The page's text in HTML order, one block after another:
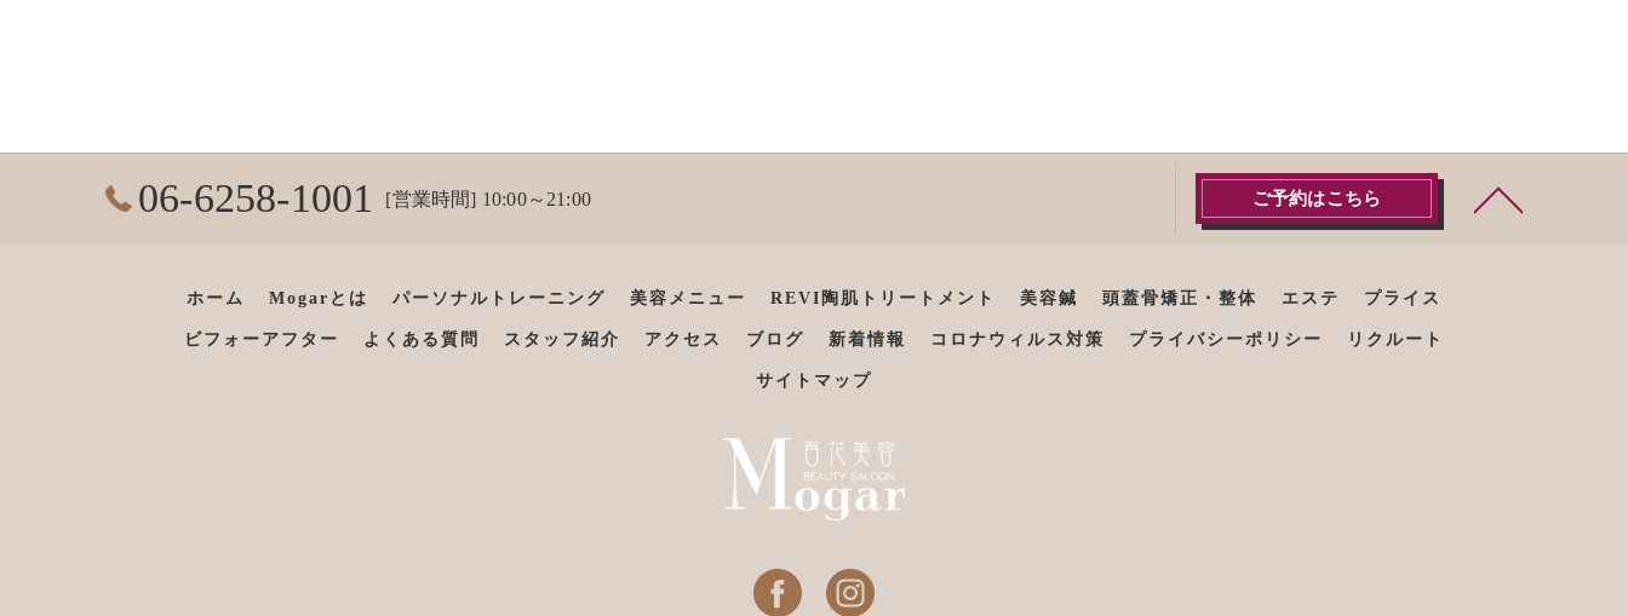
06-6258-1001 [営業時間] 10:00～21:00 ご予約はこちら
ホーム Mogarとは パーソナルトレーニング 美容メニュー REVI陶肌トリートメント 美容鍼 頭蓋骨矯正・整体 エステ プライス
ビフォーアフター よくある質問 スタッフ紹介 アクセス ブログ 新着情報 コロナウィルス対策 プライバシーポリシー リクルート
サイトマップ